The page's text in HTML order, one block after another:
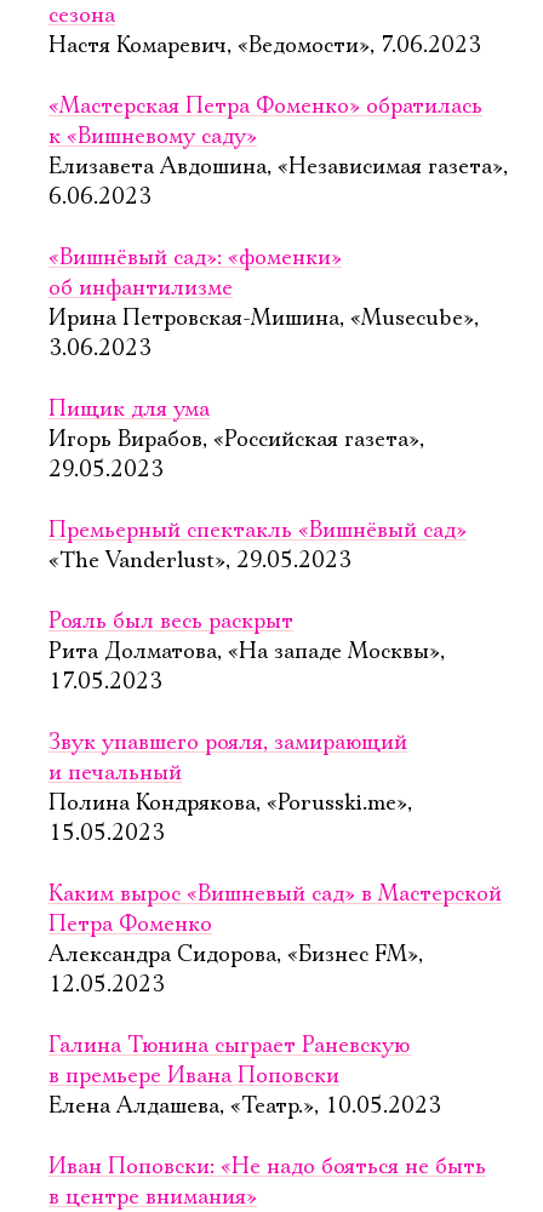
сезона
Настя Комаревич, «Ведомости», 7.06.2023
«Мастерская Петра Фоменко» обратилась
к «Вишневому саду»
Елизавета Авдошина, «Независимая газета»,
6.06.2023
«Вишнёвый сад»: «фоменки»
об инфантилизме
Ирина Петровская-Мишина, «Musecube»,
3.06.2023
Пищик для ума
Игорь Вирабов, «Российская газета»,
29.05.2023
Премьерный спектакль «Вишнёвый сад»
«The Vanderlust», 29.05.2023
Рояль был весь раскрыт
Рита Долматова, «На западе Москвы»,
17.05.2023
Звук упавшего рояля, замирающий
и печальный
Полина Кондрякова, «Porusski.me»,
15.05.2023
Каким вырос «Вишневый сад» в Мастерской
Петра Фоменко
Александра Сидорова, «Бизнес FM»,
12.05.2023
Галина Тюнина сыграет Раневскую
в премьере Ивана Поповски
Елена Алдашева, «Театр.», 10.05.2023
Иван Поповски: «Не надо бояться не быть
в центре внимания»